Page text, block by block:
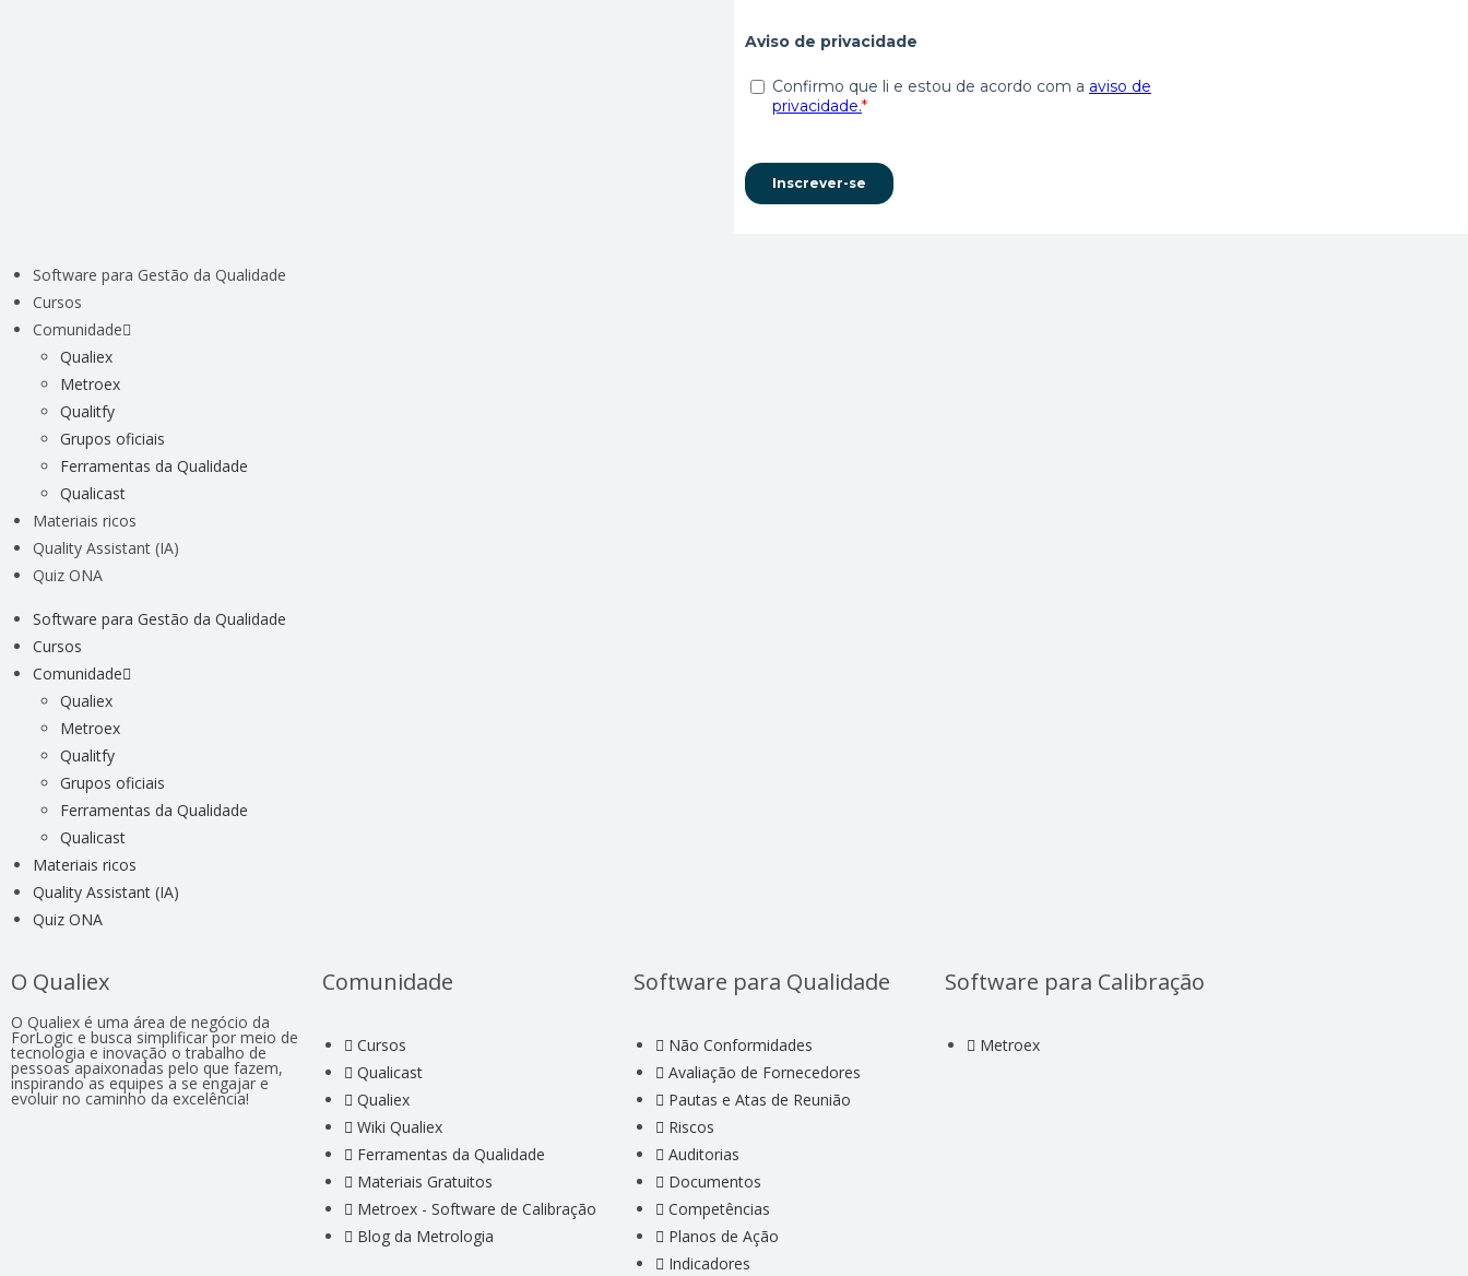
Software para Gestão da Qualidade
Cursos
Comunidade
Qualiex
Metroex
Qualitfy
Grupos oficiais
Ferramentas da Qualidade
Qualicast
Materiais ricos
Quality Assistant (IA)
Quiz ONA
Software para Gestão da Qualidade
Cursos
Comunidade
Qualiex
Metroex
Qualitfy
Grupos oficiais
Ferramentas da Qualidade
Qualicast
Materiais ricos
Quality Assistant (IA)
Quiz ONA
O Qualiex
O Qualiex é uma área de negócio da
ForLogic e busca simplificar por meio de
tecnologia e inovação o trabalho de
pessoas apaixonadas pelo que fazem,
inspirando as equipes a se engajar e
evoluir no caminho da excelência!
Comunidade
Cursos
Qualicast
Qualiex
Wiki Qualiex
Ferramentas da Qualidade
Materiais Gratuitos
Metroex - Software de Calibração
Blog da Metrologia
Software para Qualidade
Não Conformidades
Avaliação de Fornecedores
Pautas e Atas de Reunião
Riscos
Auditorias
Documentos
Competências
Planos de Ação
Indicadores
Software para Calibração
Metroex